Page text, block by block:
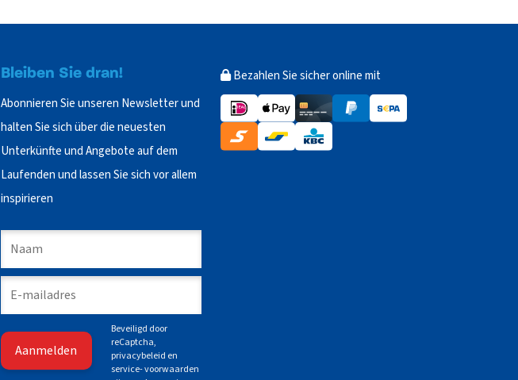
Bleiben Sie dran!
Abonnieren Sie unseren Newsletter und
halten Sie sich über die neuesten
Unterkünfte und Angebote auf dem
Laufenden und lassen Sie sich vor allem
inspirieren
Beveiligd door
reCaptcha,
privacybeleid en
service- voorwaarden
Bezahlen Sie sicher online mit